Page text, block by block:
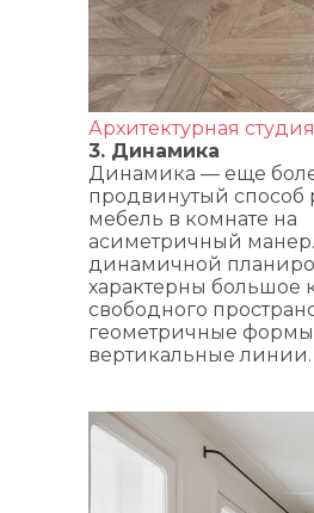
Архитектурная
3. Динамика
Динамика — еще
продвинутый способ
мебель в комнате на
асиметричный
динамичной
характерны большое
свободного
геометричные
вертикальные